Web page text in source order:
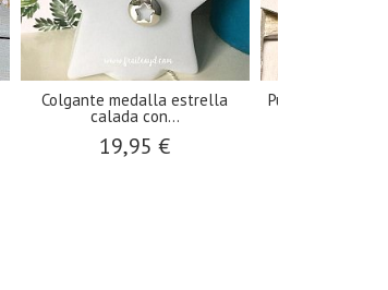
Colgante medalla estrella
calada con...
19,95 €
Pulsera